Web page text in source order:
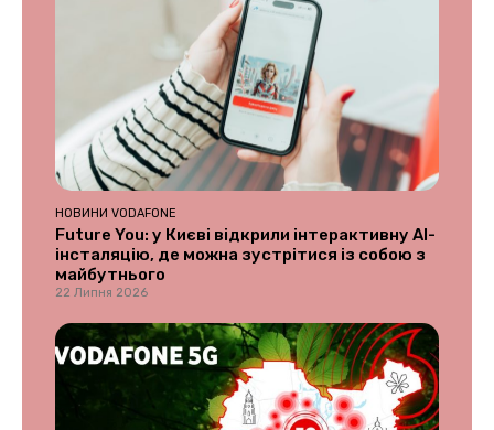
НОВИНИ VODAFONE
Future You: у Києві відкрили інтерактивну AI-
інсталяцію, де можна зустрітися із собою з
майбутнього
22 Липня 2026